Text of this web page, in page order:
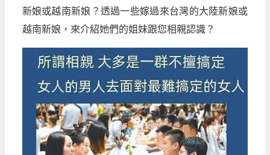
新娘或越南新娘？透過一些嫁過來台灣的大陸新娘或
越南新娘，來介紹她們的姐妹跟您相親認識？